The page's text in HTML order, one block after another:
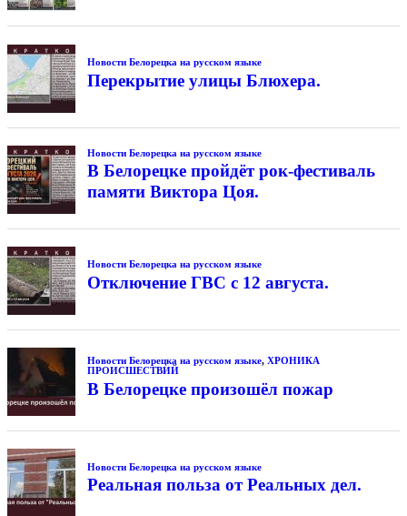
Новости Белорецка на русском языке
Перекрытие улицы Блюхера.
Новости Белорецка на русском языке
В Белорецке пройдёт рок-фестиваль
памяти Виктора Цоя.
Новости Белорецка на русском языке
Отключение ГВС с 12 августа.
Новости Белорецка на русском языке, ХРОНИКА
ПРОИСШЕСТВИЙ
В Белорецке произошёл пожар
Новости Белорецка на русском языке
Реальная польза от Реальных дел.